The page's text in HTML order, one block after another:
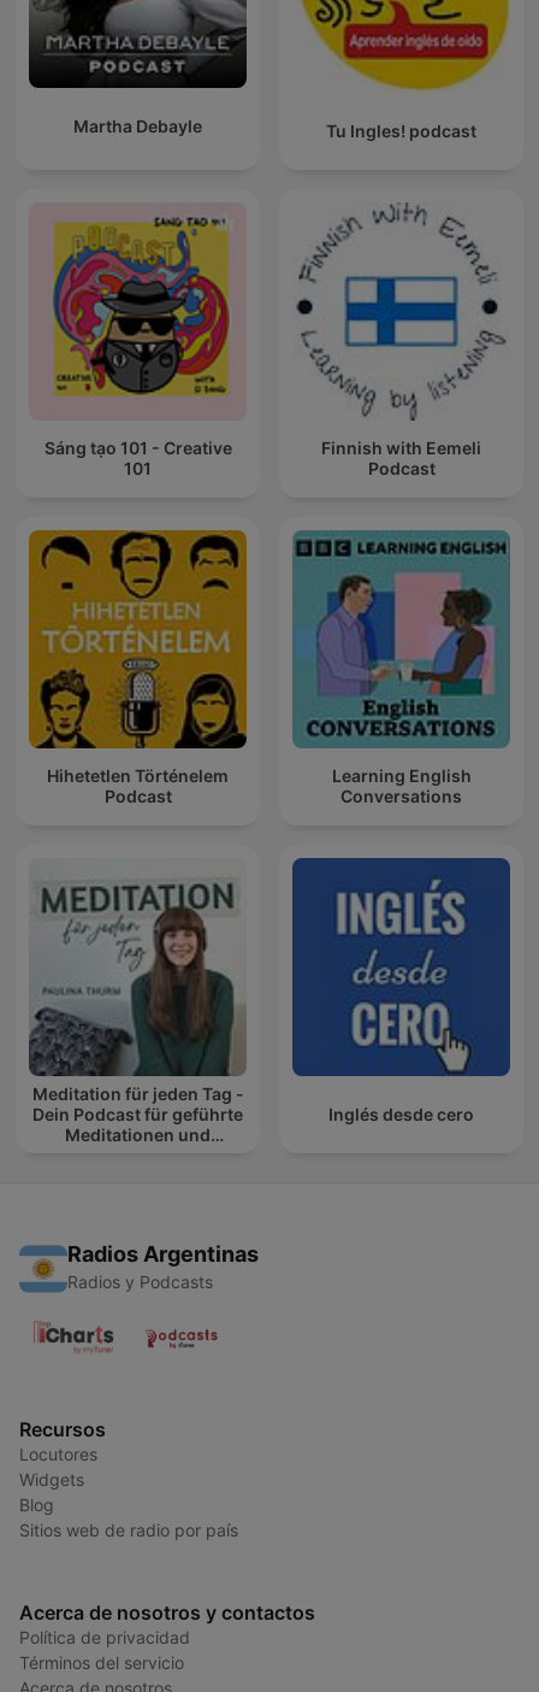
Martha Debayle Tu Ingles! podcast
Sáng tạo 101 - Creative
101
Finnish with Eemeli
Podcast
Hihetetlen Történelem
Podcast
Learning English
Conversations
Meditation für jeden Tag -
Dein Podcast für geführte
Meditationen und
Inglés desde cero
Radios Argentinas
Radios y Podcasts
Recursos
Locutores
Widgets
Blog
Sitios web de radio por país
Acerca de nosotros y contactos
Política de privacidad
Términos del servicio
Acerca de nosotros